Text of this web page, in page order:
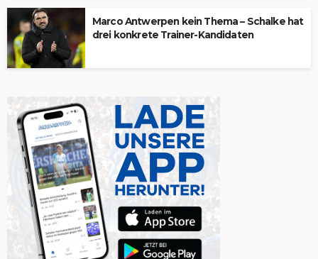
Marco Antwerpen kein Thema – Schalke hat
drei konkrete Trainer-Kandidaten